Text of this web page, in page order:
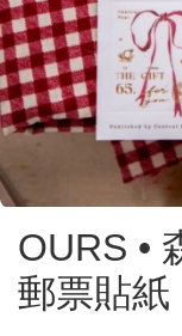
OURS •
郵票貼紙